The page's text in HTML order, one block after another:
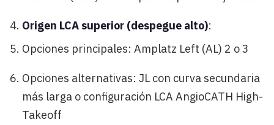
Origen LCA superior (despegue alto):
Opciones principales: Amplatz Left (AL) 2 o 3
Opciones alternativas: JL con curva secundaria
más larga o configuración LCA AngioCATH High-
Takeoff